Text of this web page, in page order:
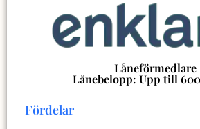
Låneförmedlare
Lånebelopp: Upp till
Fördelar